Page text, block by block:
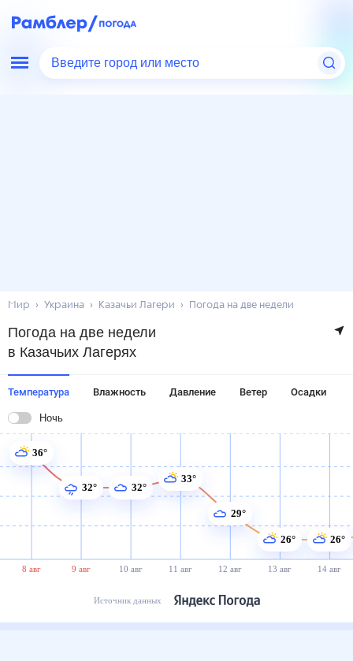
Введите город или место
Мир Украина Казачьи Лагери Погода на две недели
Погода на две недели
в Казачьих Лагерях
Температура Влажность Давление Ветер Осадки
Ночь
8 авг 9 авг 10 авг 11 авг 12 авг 13 авг 14 авг
36°
32° 32°
33°
29°
26°
26°
Источник данных